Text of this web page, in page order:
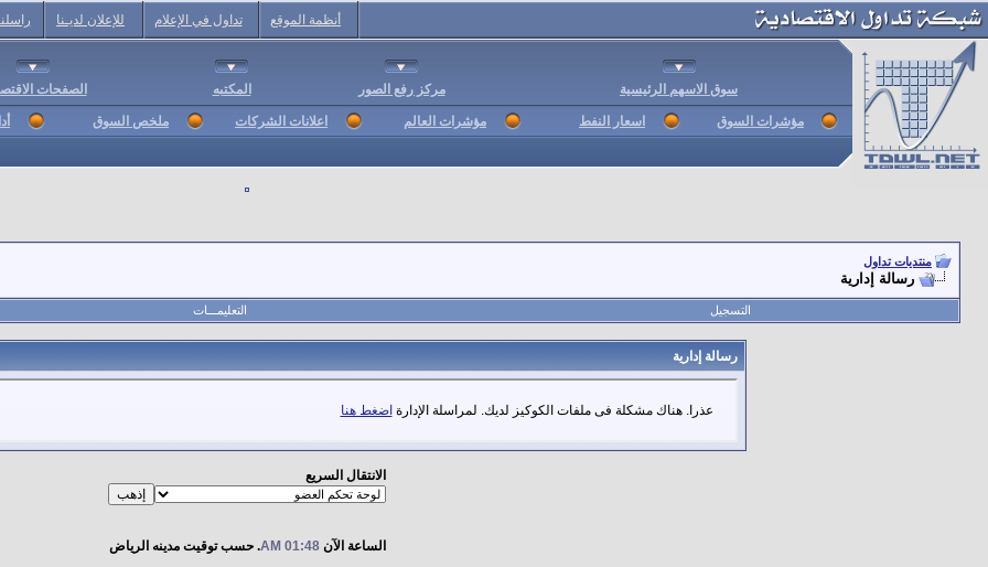
أنظمة الموقع تداول في الإعلام للإعلان لديـنا
سوق الاسهم الرئيسية مركز رفع الصور المكتبه الصفحات
مؤشرات السوق اسعار النفط مؤشرات العالم اعلانات الشركات ملخص السوق
منتديات تداول
رسالة إدارية
التسجيل التعليمـــات
رسالة إدارية
عذرا. هناك مشكلة فى ملفات الكوكيز لديك. لمراسلة الإدارة اضغط هنا
الانتقال السريع
الساعة الآن01:48 AM . حسب توقيت مدينه الرياض